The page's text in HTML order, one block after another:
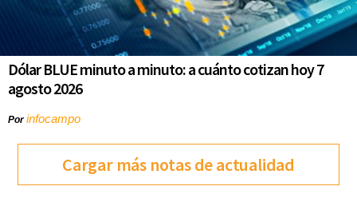
Dólar BLUE minuto a minuto: a cuánto cotizan hoy 7
agosto 2026
Porinfocampo
Cargar más notas de actualidad